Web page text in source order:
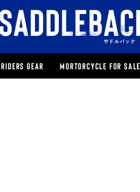
RIDERS GEAR MORTORCYCLE FOR SALE